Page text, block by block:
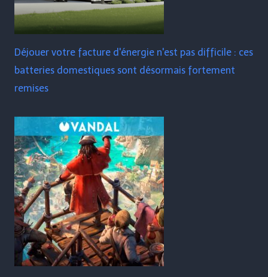
Déjouer votre facture d'énergie n'est pas difficile : ces
batteries domestiques sont désormais fortement
remises